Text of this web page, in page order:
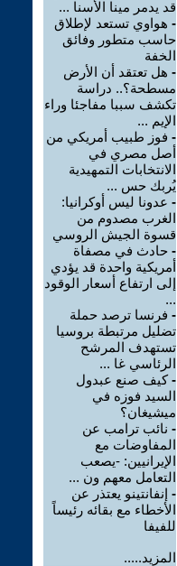
قد يدمر مينا الأسنا ...
- هواوي تستعد لإطلاق
حاسب متطور وفائق
الخفة
- هل تعتقد أن الأرض
مسطحة؟.. دراسة
تكشف سببا مفاجئا وراء
الإيم ...
- فوز طبيب أمريكي من
أصل مصري في
الانتخابات التمهيدية
يُربك حس ...
- عدونا ليس أوكرانيا:
الغرب مصدوم من
قسوة الجيش الروسي
- حادث في مصفاة
أمريكية واحدة قد يؤدي
إلى ارتفاع أسعار الوقود
...
- فرنسا ترصد حملة
تضليل مرتبطة بروسيا
تستهدف المرشح
الرئاسي غا ...
-كيف صنع عبدول
السيد فوزه في
ميشيغان؟
- نائب ترامب عن
المفاوضات مع
الإيرانيين: -يصعب
التعامل معهم ون ...
- إنفانتينو يعتذر عن
الأخطاء مع بقائه رئيساً
للفيفا
المزيد.....